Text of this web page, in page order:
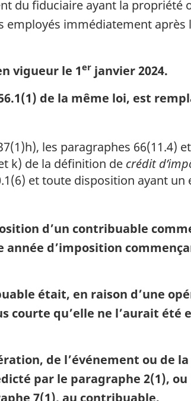
du fiduciaire ayant la propriété
employés immédiatement après
vigueur le 1er janvier 2024.
de la même loi, est
les paragraphes 66(11.4)
k) de la définition de crédit
et toute disposition ayant un
d’un contribuable
année d’imposition
était, en raison d’une
courte qu’elle ne l’aurait été
de l’événement ou de
par le paragraphe 2(1),
7(1), au contribuable.